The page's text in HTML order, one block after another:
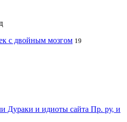
с двойным мозгом 19
Дураки и идиоты сайта Пр. ру, и